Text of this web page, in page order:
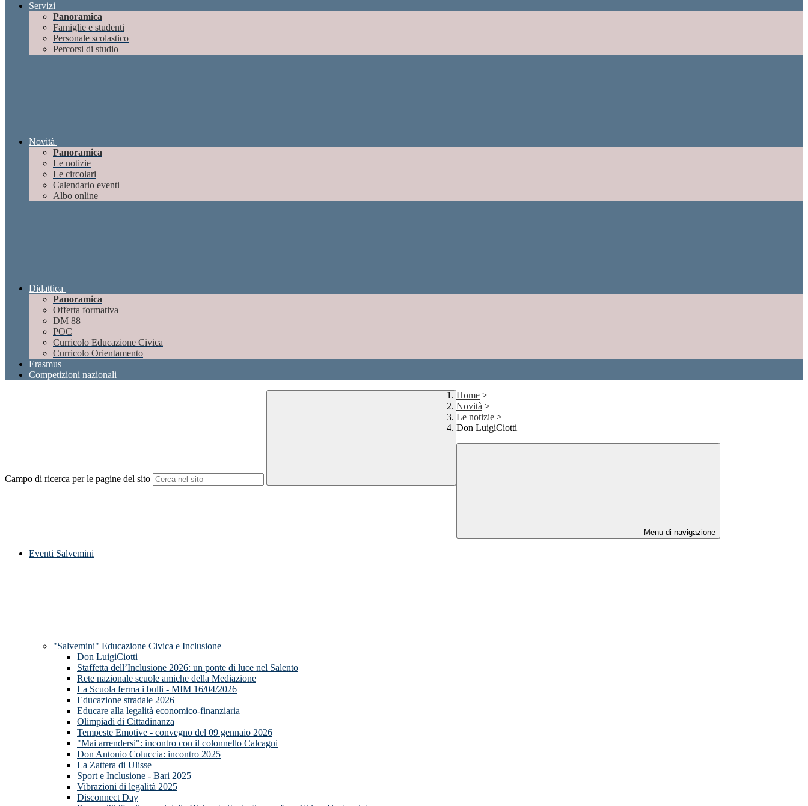
Servizi
Panoramica
Famiglie e studenti
Personale scolastico
Percorsi di studio
Novità
Panoramica
Le notizie
Le circolari
Calendario eventi
Albo online
Didattica
Panoramica
Offerta formativa
DM 88
POC
Curricolo Educazione Civica
Curricolo Orientamento
Erasmus
Competizioni nazionali
Campo di ricerca per le pagine del sito
Home >
Novità >
Le notizie >
Don LuigiCiotti
Menu di navigazione
Eventi Salvemini
"Salvemini" Educazione Civica e Inclusione
Don LuigiCiotti
Staffetta dell’Inclusione 2026: un ponte di luce nel Salento
Rete nazionale scuole amiche della Mediazione
La Scuola ferma i bulli - MIM 16/04/2026
Educazione stradale 2026
Educare alla legalità economico-finanziaria
Olimpiadi di Cittadinanza
Tempeste Emotive - convegno del 09 gennaio 2026
"Mai arrendersi": incontro con il colonnello Calcagni
Don Antonio Coluccia: incontro 2025
La Zattera di Ulisse
Sport e Inclusione - Bari 2025
Vibrazioni di legalità 2025
Disconnect Day